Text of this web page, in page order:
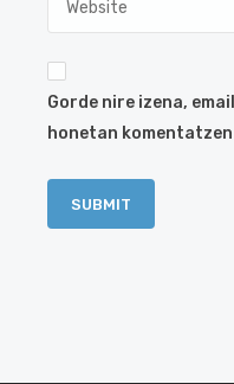
Gorde nire izena,
honetan